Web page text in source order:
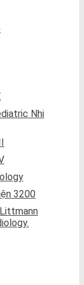
Nhi
3200